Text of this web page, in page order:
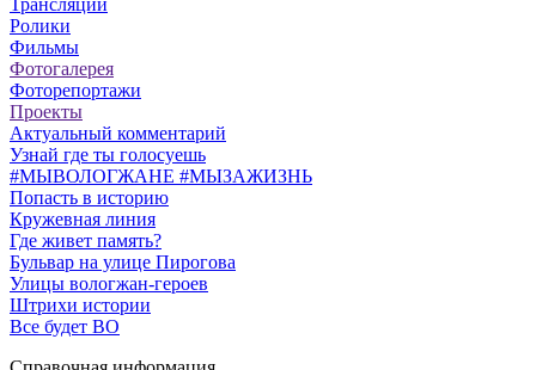
Трансляции
Ролики
Фильмы
Фотогалерея
Фоторепортажи
Проекты
Актуальный комментарий
Узнай где ты голосуешь
#МЫВОЛОГЖАНЕ #МЫЗАЖИЗНЬ
Попасть в историю
Кружевная линия
Где живет память?
Бульвар на улице Пирогова
Улицы вологжан-героев
Штрихи истории
Все будет ВО